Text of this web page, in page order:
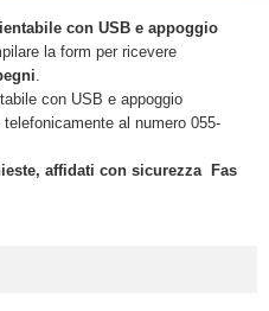
con USB e appoggio
la form per ricevere
.
con USB e appoggio
al numero 055-
affidati con sicurezza Fas